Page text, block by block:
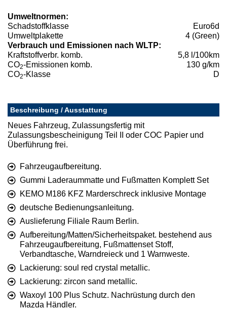
Umweltnormen:
Schadstoffklasse
Euro6d
Umweltplakette
4 (Green)
Verbrauch und Emissionen nach WLTP:
Kraftstoffverbr. komb.
5,8 l/100km
CO2-Emissionen komb.
130 g/km
CO2-Klasse D
Beschreibung / Ausstattung
Neues Fahrzeug, Zulassungsfertig mit
Zulassungsbescheinigung Teil II oder COC Papier und
Überführung frei.
Fahrzeugaufbereitung.
Gummi Laderaummatte und Fußmatten Komplett Set
KEMO M186 KFZ Marderschreck inklusive Montage
deutsche Bedienungsanleitung.
Auslieferung Filiale Raum Berlin.
Aufbereitung/Matten/Sicherheitspaket. bestehend aus
Fahrzeugaufbereitung, Fußmattenset Stoff,
Verbandtasche, Warndreieck und 1 Warnweste.
Lackierung: soul red crystal metallic.
Lackierung: zircon sand metallic.
Waxoyl 100 Plus Schutz. Nachrüstung durch den
Mazda Händler.